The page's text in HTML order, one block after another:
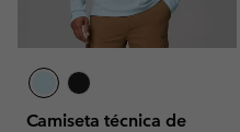
Camiseta técnica de